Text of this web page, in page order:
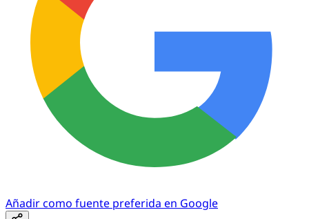
Añadir como fuente preferida en Google